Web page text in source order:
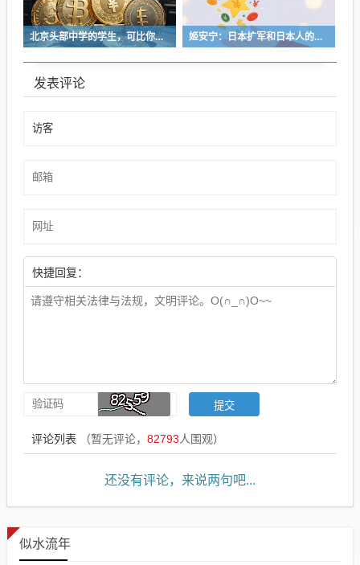
北京头部中学的学生，可比你想的卷得很 姬安宁：日本扩军和日本人的特殊冒险性
发表评论
快捷回复：
评论列表 （暂无评论， 82793人围观）
还没有评论，来说两句吧...
似水流年